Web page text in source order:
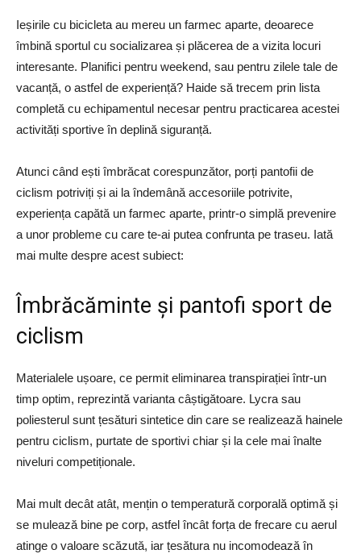
Ieșirile cu bicicleta au mereu un farmec aparte, deoarece
îmbină sportul cu socializarea și plăcerea de a vizita locuri
interesante. Planifici pentru weekend, sau pentru zilele tale de
vacanță, o astfel de experiență? Haide să trecem prin lista
completă cu echipamentul necesar pentru practicarea acestei
activități sportive în deplină siguranță.
Atunci când ești îmbrăcat corespunzător, porți pantofii de
ciclism potriviți și ai la îndemână accesoriile potrivite,
experiența capătă un farmec aparte, printr-o simplă prevenire
a unor probleme cu care te-ai putea confrunta pe traseu. Iată
mai multe despre acest subiect:
Îmbrăcăminte și pantofi sport de
ciclism
Materialele ușoare, ce permit eliminarea transpirației într-un
timp optim, reprezintă varianta câștigătoare. Lycra sau
poliesterul sunt țesături sintetice din care se realizează hainele
pentru ciclism, purtate de sportivi chiar și la cele mai înalte
niveluri competiționale.
Mai mult decât atât, mențin o temperatură corporală optimă și
se mulează bine pe corp, astfel încât forța de frecare cu aerul
atinge o valoare scăzută, iar țesătura nu incomodează în